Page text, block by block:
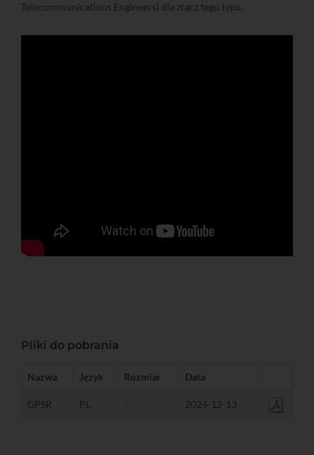
Telecommunications Engineers) dla złącz tego typu.
Pliki do pobrania
Nazwa Język Rozmiar Data
GPSR PL - 2024-12-13